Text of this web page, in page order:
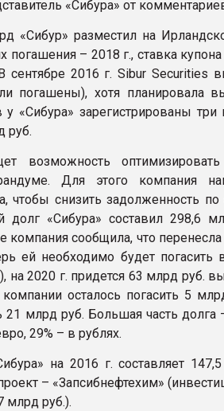
«Сибура» от
«Сибур» разместил на
погашения – 2018 г., ставка
сентябре 2016 г. Sibur Securities
погашены), хотя планировала
«Сибура» зарегистрированы три
руб.
возможность
Для этого компания
чтобы снизить задолженность
долг «Сибура» составил 298,6
компания сообщила, что
ей необходимо будет погасить
на 2020 г. придется 63 млрд руб.
осталось погасить 5
21 млрд руб. Большая часть
29% – в рублях.
на 2016 г. составляет
– «Запсибнефтехим»
млрд руб.).